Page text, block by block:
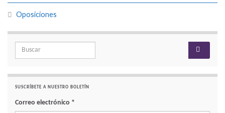
Oposiciones
Search for:
SUSCRÍBETE A NUESTRO BOLETÍN
Correo electrónico *